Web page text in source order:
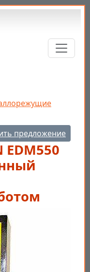
предложение
EDM550